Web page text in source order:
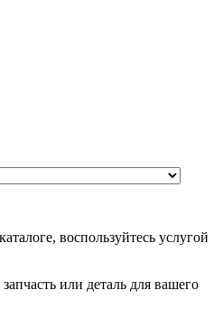
воспользуйтесь услугой
или деталь для вашего